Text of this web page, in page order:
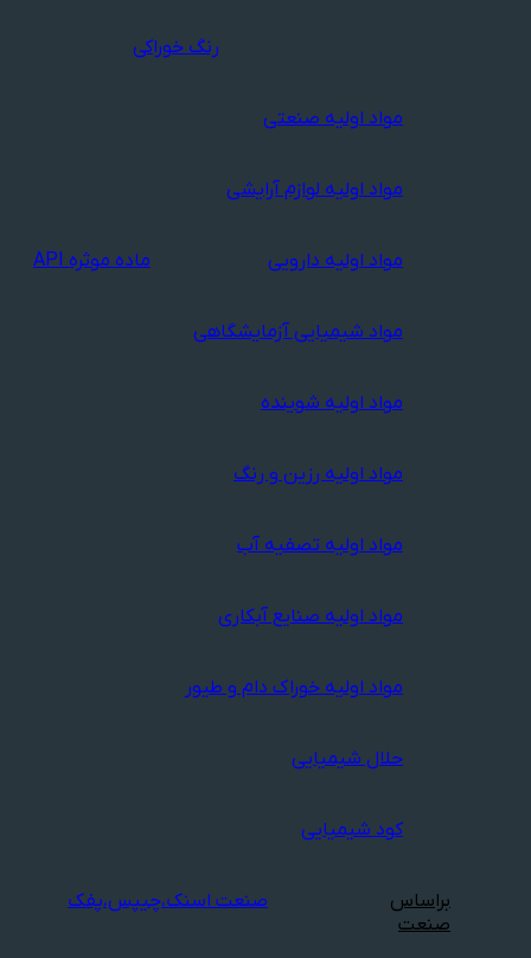
رنگ خوراکی
مواد اولیه صنعتی
مواد اولیه لوازم آرایشی
مواد اولیه دارویی ماده موثره API
مواد شیمیایی آزمایشگاهی
مواد اولیه شوینده
مواد اولیه رزین و رنگ
مواد اولیه تصفیه آب
مواد اولیه صنایع آبکاری
مواد اولیه خوراک دام و طیور
حلال شیمیایی
کود شیمیایی
براساس
صنعت
صنعت اسنک،چیپس،پفک